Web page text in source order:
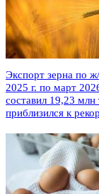
Экспорт зерна по
2025 г. по март
составил 19,23 млн
приблизился к